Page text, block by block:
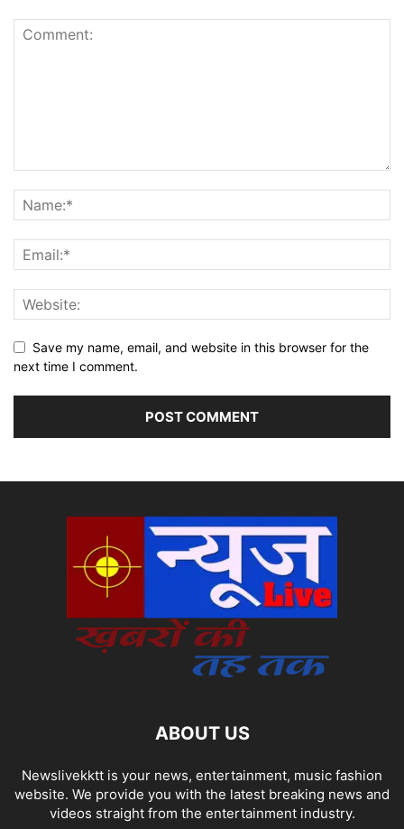
Save my name, email, and website in this browser for the
next time I comment.
ABOUT US
Newslivekktt is your news, entertainment, music fashion
website. We provide you with the latest breaking news and
videos straight from the entertainment industry.